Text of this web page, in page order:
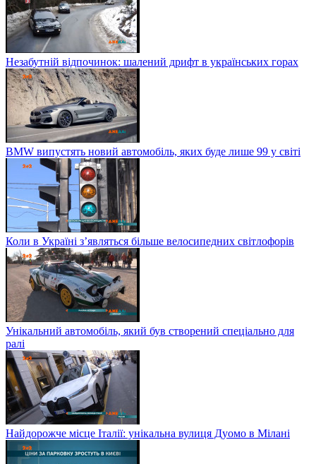
Незабутній відпочинок: шалений дрифт в українських горах
BMW випустять новий автомобіль, яких буде лише 99 у світі
Коли в Україні з’являться більше велосипедних світлофорів
Унікальний автомобіль, який був створений спеціально для
ралі
Найдорожче місце Італії: унікальна вулиця Дуомо в Мілані